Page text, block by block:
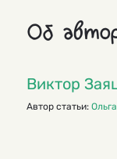
Об
Виктор
Автор статьи: